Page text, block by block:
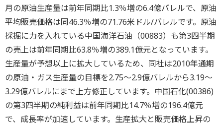
月の原油生産量は前年同期比1.3％増の6.4億バレルで、原油
平均販売価格は同46.3％増の71.76米ドル/バレルです。原油
採掘に力を入れている中国海洋石油（00883）も第3四半期
の売上は前年同期比63.8％増の389.1億元となっています。
生産量が予想以上に拡大しているため、同社は2010年通期
の原油・ガス生産量の目標を2.75～2.9億バレルから3.19～
3.29億バレルにまで上方修正しています。中国石化(00386)
の第3四半期の純利益は前年同期比14.7％増の196.4億元
で、成長率が加速しています。生産拡大と販売価格上昇の